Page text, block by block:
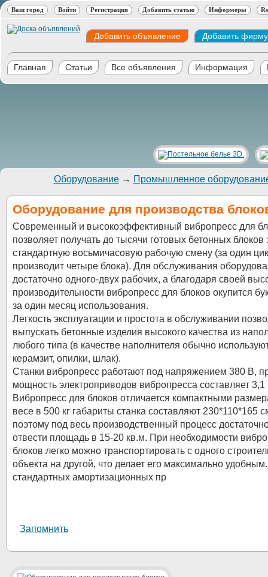
Ваш город Войти Регистрация Добавить статью Информеры
Добавить объявление Добавить фирму
Главная Статьи Все объявления Информация
Оборудование→ Промышленное
Оборудование для производства
Современный и высокоэффективный вибропресс для
позволяет получать до тысячи готовых бетонных блоков
стандартную восьмичасовую рабочую смену (за один
производит четыре блока). Для обслуживания
достаточно одного-двух рабочих, а благодаря своей
производительности вибропресс для блоков окупится
за один месяц использования.
Легкость эксплуатации и простота в обслуживании
выпускать бетонные изделия высокого качества из
любого типа (в качестве наполнителя обычно
керамзит, опилки, шлак).
Станки вибропресс работают под напряжением 380 В,
мощность электроприводов вибропресса составляет 3,1
Вибропресс для блоков отличается компактными
весе в 500 кг габариты станка составляют 230*110*165
поэтому под весь производственный процесс
отвести площадь в 15-20 кв.м. При необходимости
блоков легко можно транспортировать с одного
объекта на другой, что делает его максимально
стандартных амортизационных пр
Запомнить